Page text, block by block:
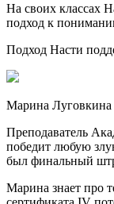
На своих классах
подход к
Подход Насти
Марина Луговкина
Преподаватель
победит любую
был финальный
Марина знает про